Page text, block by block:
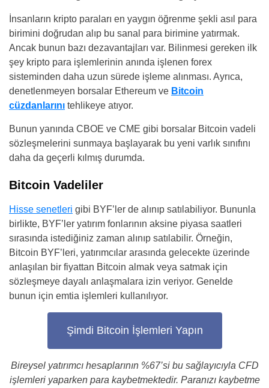
İnsanların kripto paraları en yaygın öğrenme şekli asıl para
birimini doğrudan alıp bu sanal para birimine yatırmak.
Ancak bunun bazı dezavantajları var. Bilinmesi gereken ilk
şey kripto para işlemlerinin anında işlenen forex
sisteminden daha uzun sürede işleme alınması. Ayrıca,
denetlenmeyen borsalar Ethereum ve Bitcoin
cüzdanlarını tehlikeye atıyor.
Bunun yanında CBOE ve CME gibi borsalar Bitcoin vadeli
sözleşmelerini sunmaya başlayarak bu yeni varlık sınıfını
daha da geçerli kılmış durumda.
Bitcoin Vadeliler
Hisse senetleri gibi BYF’ler de alınıp satılabiliyor. Bununla
birlikte, BYF’ler yatırım fonlarının aksine piyasa saatleri
sırasında istediğiniz zaman alınıp satılabilir. Örneğin,
Bitcoin BYF’leri, yatırımcılar arasında gelecekte üzerinde
anlaşılan bir fiyattan Bitcoin almak veya satmak için
sözleşmeye dayalı anlaşmalara izin veriyor. Genelde
bunun için emtia işlemleri kullanılıyor.
Şimdi Bitcoin İşlemleri Yapın
Bireysel yatırımcı hesaplarının %67’si bu sağlayıcıyla CFD
işlemleri yaparken para kaybetmektedir. Paranızı kaybetme